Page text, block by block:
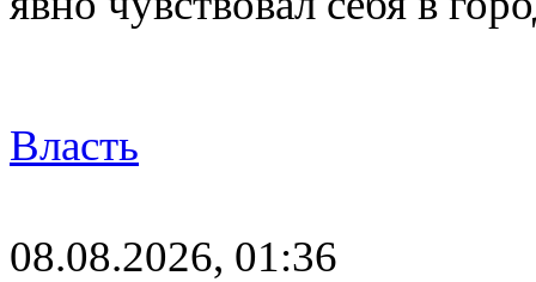
Власть
08.08.2026, 01:36